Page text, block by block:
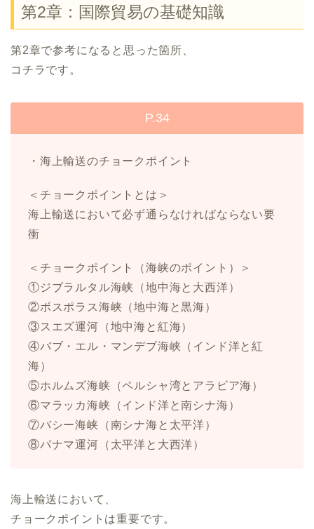
第2章：国際貿易の基礎知識
第2章で参考になると思った箇所、
コチラです。
P.34
・海上輸送のチョークポイント
＜チョークポイントとは＞
海上輸送において必ず通らなければならない要
衝
＜チョークポイント（海峡のポイント）＞
①ジブラルタル海峡（地中海と大西洋）
②ボスポラス海峡（地中海と黒海）
③スエズ運河（地中海と紅海）
④バブ・エル・マンデブ海峡（インド洋と紅
海）
⑤ホルムズ海峡（ペルシャ湾とアラビア海）
⑥マラッカ海峡（インド洋と南シナ海）
⑦バシー海峡（南シナ海と太平洋）
⑧パナマ運河（太平洋と大西洋）
海上輸送において、
チョークポイントは重要です。